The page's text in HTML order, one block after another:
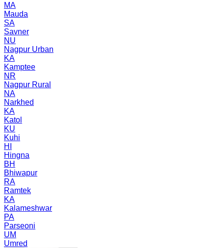
MA
Mauda
SA
Savner
NU
Nagpur Urban
KA
Kamptee
NR
Nagpur Rural
NA
Narkhed
KA
Katol
KU
Kuhi
HI
Hingna
BH
Bhiwapur
RA
Ramtek
KA
Kalameshwar
PA
Parseoni
UM
Umred